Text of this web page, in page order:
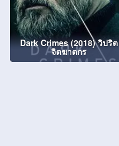
Dark Crimes (2018) วิปริต
จิตฆาตกร